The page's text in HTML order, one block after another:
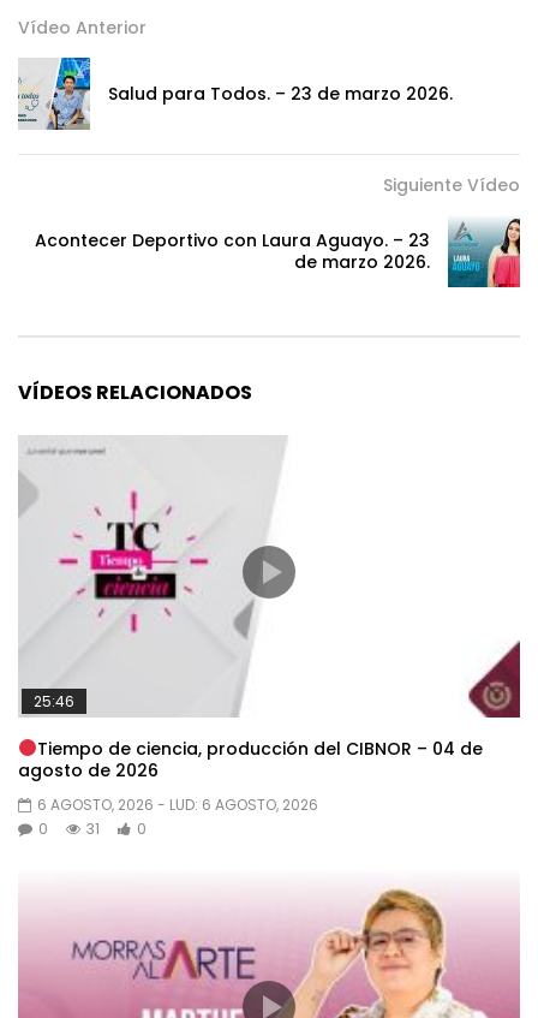
Vídeo Anterior
Salud para Todos. – 23 de marzo 2026.
Siguiente Vídeo
Acontecer Deportivo con Laura Aguayo. – 23
de marzo 2026.
VÍDEOS RELACIONADOS
25:46
Tiempo de ciencia, producción del CIBNOR – 04 de
agosto de 2026
6 AGOSTO, 2026 - LUD: 6 AGOSTO, 2026
0
31 0